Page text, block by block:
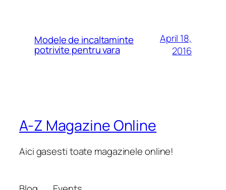
Modele de incaltaminte
potrivite pentru vara
April 18,
2016
A-Z Magazine Online
Aici gasesti toate magazinele online!